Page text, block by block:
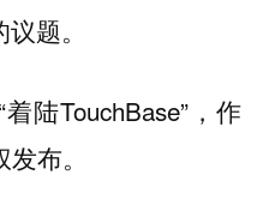
题。
陆TouchBase”，作
布。